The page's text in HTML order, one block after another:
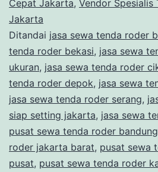
Cepat Jakarta, Vendor Spesialis
Jakarta
Ditandai jasa sewa tenda roder
tenda roder bekasi, jasa sewa
ukuran, jasa sewa tenda roder
tenda roder depok, jasa sewa
jasa sewa tenda roder serang,
siap setting jakarta, jasa sewa
pusat sewa tenda roder bandung
roder jakarta barat, pusat sewa
pusat, pusat sewa tenda roder